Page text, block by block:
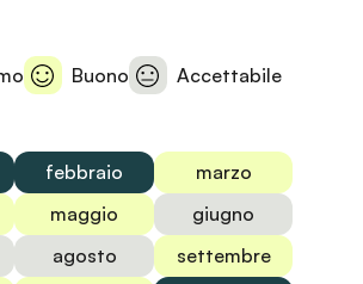
Buono Accettabile
febbraio
marzo
maggio
giugno
agosto
settembre